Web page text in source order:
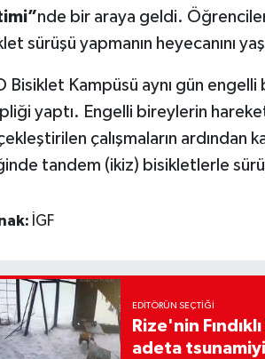
nde bir araya geldi.
sürüşü yapmanın heyecanını
Bisiklet Kampüsü aynı gün
yaptı. Engelli bireylerin
çalışmaların ardından
tandem (ikiz) bisikletlerle
İGF
EDITÖRÜN SEÇTIĞI
Rize'nin
adeta tsunamiyi